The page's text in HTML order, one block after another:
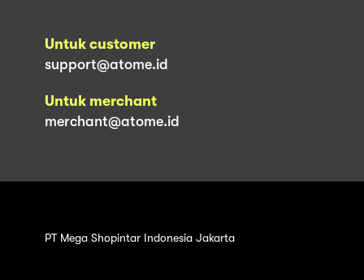
Untuk customer
support@atome.id
Untuk merchant
merchant@atome.id
PT Mega Shopintar Indonesia Jakarta